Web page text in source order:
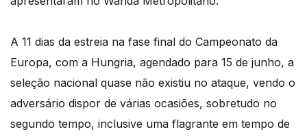
A 11 dias da estreia na fase final do Campeonato da
Europa, com a Hungria, agendado para 15 de junho, a
seleção nacional quase não existiu no ataque, vendo o
adversário dispor de várias ocasiões, sobretudo no
segundo tempo, inclusive uma flagrante em tempo de